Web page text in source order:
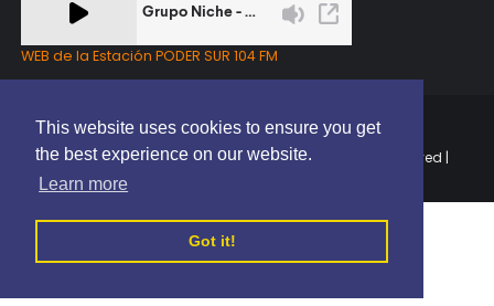
This website uses cookies to ensure you get
the best experience on our website.
Learn more
Got it!
WEB de la Estación PODER SUR 104 FM
Copyright © 2025 | EL PODER DEL SUR RD | All Rights Reserved |